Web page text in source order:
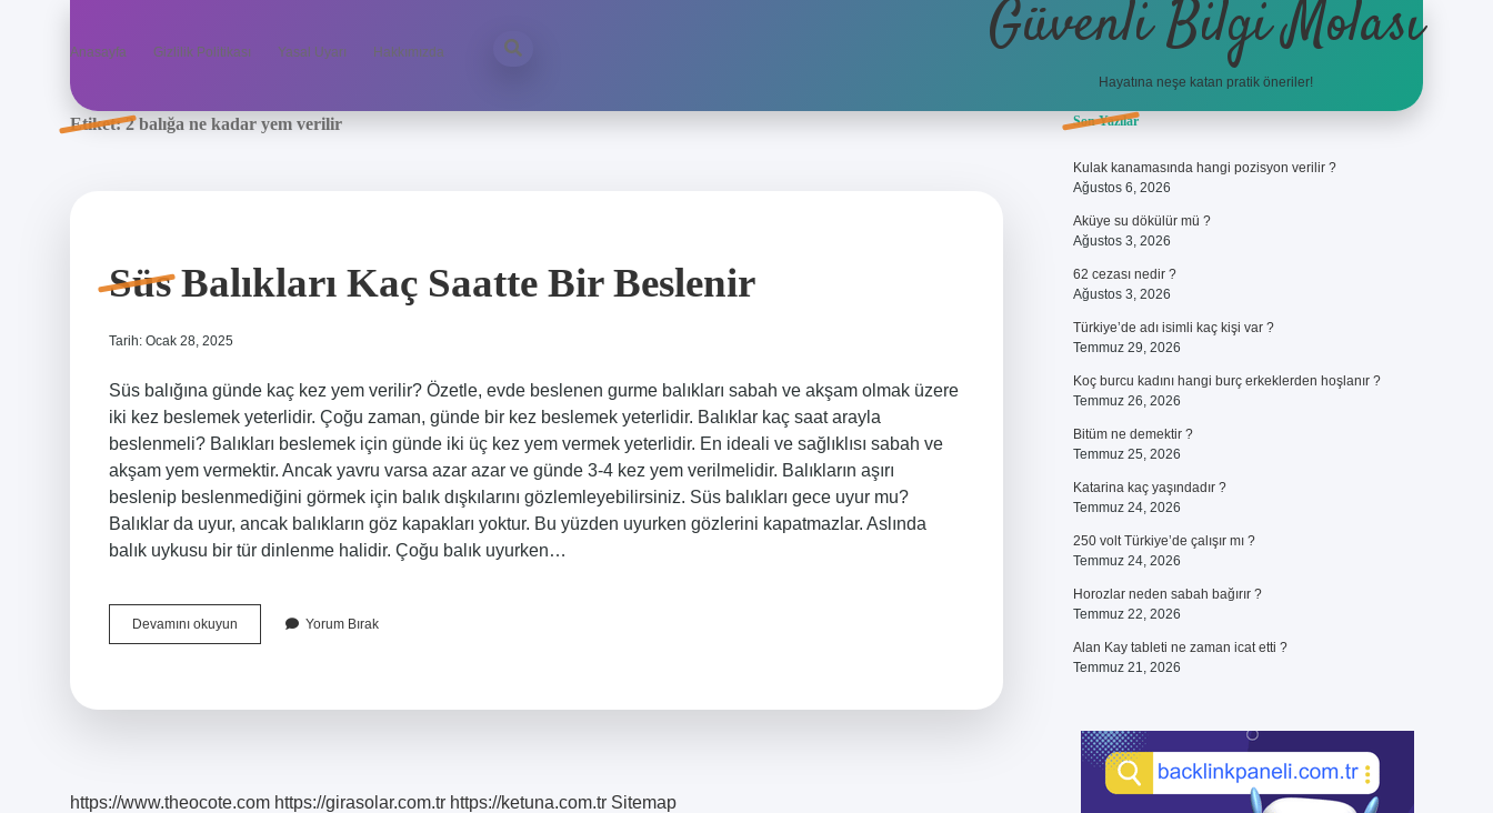
Anasayfa Gizlilik Politikası Yasal Uyarı Hakkımızda Güvenli Bilgi Molası
Hayatına neşe katan pratik öneriler!
Etiket:2 balığa ne kadar yem verilir
Süs Balıkları Kaç Saatte Bir Beslenir
Tarih: Ocak 28, 2025
Süs balığına günde kaç kez yem verilir? Özetle, evde beslenen gurme balıkları sabah ve akşam olmak üzere
iki kez beslemek yeterlidir. Çoğu zaman, günde bir kez beslemek yeterlidir. Balıklar kaç saat arayla
beslenmeli? Balıkları beslemek için günde iki üç kez yem vermek yeterlidir. En ideali ve sağlıklısı sabah ve
akşam yem vermektir. Ancak yavru varsa azar azar ve günde 3-4 kez yem verilmelidir. Balıkların aşırı
beslenip beslenmediğini görmek için balık dışkılarını gözlemleyebilirsiniz. Süs balıkları gece uyur mu?
Balıklar da uyur, ancak balıkların göz kapakları yoktur. Bu yüzden uyurken gözlerini kapatmazlar. Aslında
balık uykusu bir tür dinlenme halidir. Çoğu balık uyurken…
Devamını okuyun
Balıkları
Yorum Bırak
https://www.theocote.com https://girasolar.com.tr https://ketuna.com.tr Sitemap
Sidebar
Son Yazılar
Kulak kanamasında hangi pozisyon verilir ?
Ağustos 6, 2026
Aküye su dökülür mü ?
Ağustos 3, 2026
62 cezası nedir ?
Ağustos 3, 2026
Türkiye’de adı isimli kaç kişi var ?
Temmuz 29, 2026
Koç burcu kadını hangi burç erkeklerden hoşlanır ?
Temmuz 26, 2026
Bitüm ne demektir ?
Temmuz 25, 2026
Katarina kaç yaşındadır ?
Temmuz 24, 2026
250 volt Türkiye’de çalışır mı ?
Temmuz 24, 2026
Horozlar neden sabah bağırır ?
Temmuz 22, 2026
Alan Kay tableti ne zaman icat etti ?
Temmuz 21, 2026
betcipiabellacasino sitesi